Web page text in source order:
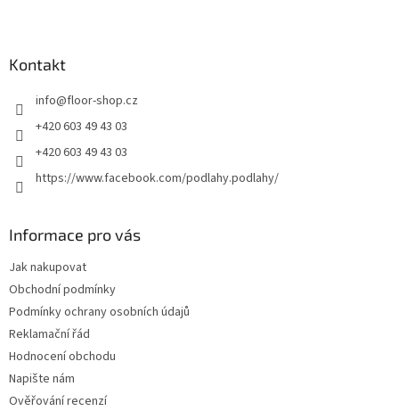
Kontakt
info@floor-shop.cz
+420 603 49 43 03
+420 603 49 43 03
https://www.facebook.com/podlahy.podlahy/
Informace pro vás
Jak nakupovat
Obchodní podmínky
Podmínky ochrany osobních údajů
Reklamační řád
Hodnocení obchodu
Napište nám
Ověřování recenzí